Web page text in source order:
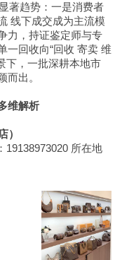
著趋势：一是消费者
线下成交成为主流模
力，持证鉴定师与专
一回收向“回收 寄卖 维
下，一批深耕本地市
而出。
维解析
）
所在地